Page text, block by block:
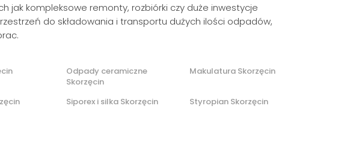
jak kompleksowe remonty, rozbiórki czy duże inwestycje
do składowania i transportu dużych ilości odpadów,
Odpady ceramiczne
Skorzęcin
Makulatura Skorzęcin
Siporex i silka Skorzęcin
Styropian Skorzęcin